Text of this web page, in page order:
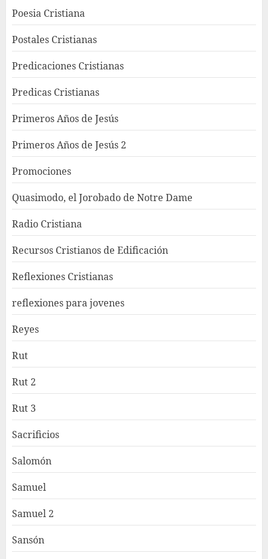
Poesia Cristiana
Postales Cristianas
Predicaciones Cristianas
Predicas Cristianas
Primeros Años de Jesús
Primeros Años de Jesús 2
Promociones
Quasimodo, el Jorobado de Notre Dame
Radio Cristiana
Recursos Cristianos de Edificación
Reflexiones Cristianas
reflexiones para jovenes
Reyes
Rut
Rut 2
Rut 3
Sacrificios
Salomón
Samuel
Samuel 2
Sansón